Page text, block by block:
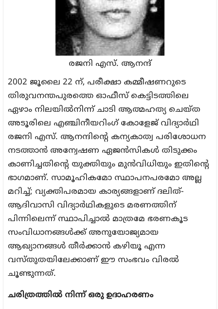
രജനി എസ്. ആനന്ദ്
2002 ജൂലൈ 22 ന്, പരീക്ഷാ കമ്മീഷണറുടെ
തിരുവനന്തപുരത്തെ ഓഫീസ് കെട്ടിടത്തിലെ
ഏഴാം നിലയിൽനിന്ന് ചാടി ആത്മഹത്യ ചെയ്ത
അടൂരിലെ എഞ്ചിനീയറിംഗ് കോളേജ് വിദ്യാർഥി
രജനി എസ്. ആനന്ദിന്റെ കന്യകാത്വ പരിശോധന
നടത്താൻ അന്വേഷണ ഏജൻസികൾ തിടുക്കം
കാണിച്ചതിന്റെ യുക്തിയും മുൻവിധിയും ഇതിന്റെ
ഭാഗമാണ്. സാമൂഹികമോ സ്ഥാപനപരമോ അല്ല
മറിച്ച്; വ്യക്തിപരമായ കാര്യങ്ങളാണ് ദലിത്-
ആദിവാസി വിദ്യാർഥികളുടെ മരണത്തിന്
പിന്നിലെന്ന് സ്ഥാപിച്ചാൽ മാത്രമേ ഭരണകൂട
സംവിധാനങ്ങൾക്ക് അനുയോജ്യമായ
ആഖ്യാനങ്ങൾ തീർക്കാൻ കഴിയൂ എന്ന
വസ്തുതയിലേക്കാണ് ഈ സംഭവം വിരൽ
ചൂണ്ടുന്നത്.
ചരിത്രത്തിൽ നിന്ന് ഒരു ഉദാഹരണം